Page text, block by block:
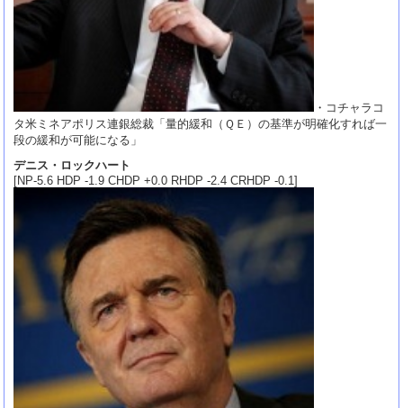
・コチャラコ
タ米ミネアポリス連銀総裁「量的緩和（ＱＥ）の基準が明確化すれば一
段の緩和が可能になる」
デニス・ロックハート
[NP-5.6 HDP -1.9 CHDP +0.0 RHDP -2.4 CRHDP -0.1]